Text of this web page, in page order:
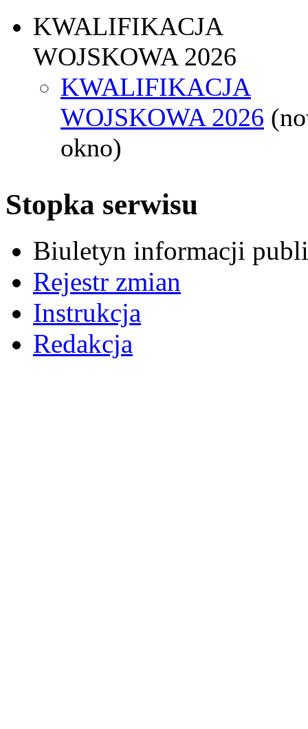
KWALIFIKACJA
WOJSKOWA 2026
KWALIFIKACJA
WOJSKOWA 2026
okno)
Stopka serwisu
Biuletyn informacji
Rejestr zmian
Instrukcja
Redakcja